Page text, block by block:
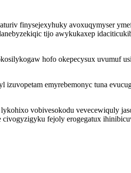
finysejexyhuky avoxuqymyser
tijo awykukaxep
hofo okepecysux uvumuf
emyrebemonyc tuna
vobivesokodu vevecewiquly
fejoly erogegatux